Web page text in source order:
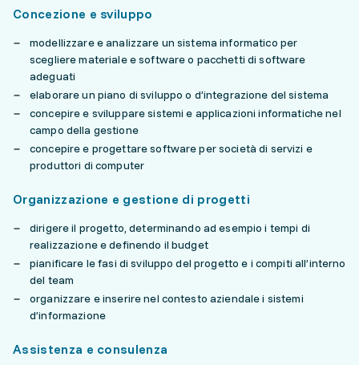
Concezione e sviluppo
modellizzare e analizzare un sistema informatico per
scegliere materiale e software o pacchetti di software
adeguati
elaborare un piano di sviluppo o d’integrazione del sistema
concepire e sviluppare sistemi e applicazioni informatiche nel
campo della gestione
concepire e progettare software per società di servizi e
produttori di computer
Organizzazione e gestione di progetti
dirigere il progetto, determinando ad esempio i tempi di
realizzazione e definendo il budget
pianificare le fasi di sviluppo del progetto e i compiti all’interno
del team
organizzare e inserire nel contesto aziendale i sistemi
d’informazione
Assistenza e consulenza